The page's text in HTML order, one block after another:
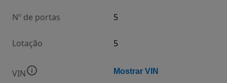
Nº de portas 5
Lotação 5
VIN Mostrar VIN